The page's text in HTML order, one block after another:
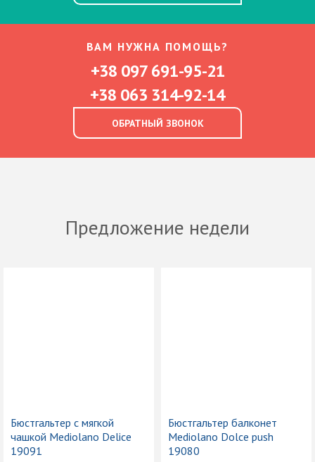
ВАМ НУЖНА ПОМОЩЬ?
+38 097 691-95-21
+38 063 314-92-14
ОБРАТНЫЙ ЗВОНОК
Предложение недели
Бюстгальтер с мягкой
чашкой Mediolano Delice
19091
Бюстгальтер балконет
Mediolano Dolce push
19080